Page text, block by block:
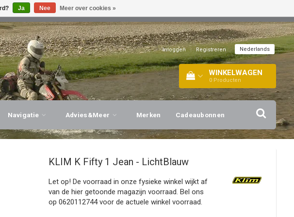
BEZOEK ONZE WINKEL!
Inloggen | Registreren Nederlands
WINKELWAGEN
0 Producten
Navigatie Advies&Meer Merken Cadeaubonnen
KLIM K Fifty 1 Jean - LichtBlauw
Let op! De voorraad in onze fysieke winkel wijkt af
van de hier getoonde magazijn voorraad. Bel ons
op 0620112744 voor de actuele winkel voorraad.
Ja Nee Meer over cookies »